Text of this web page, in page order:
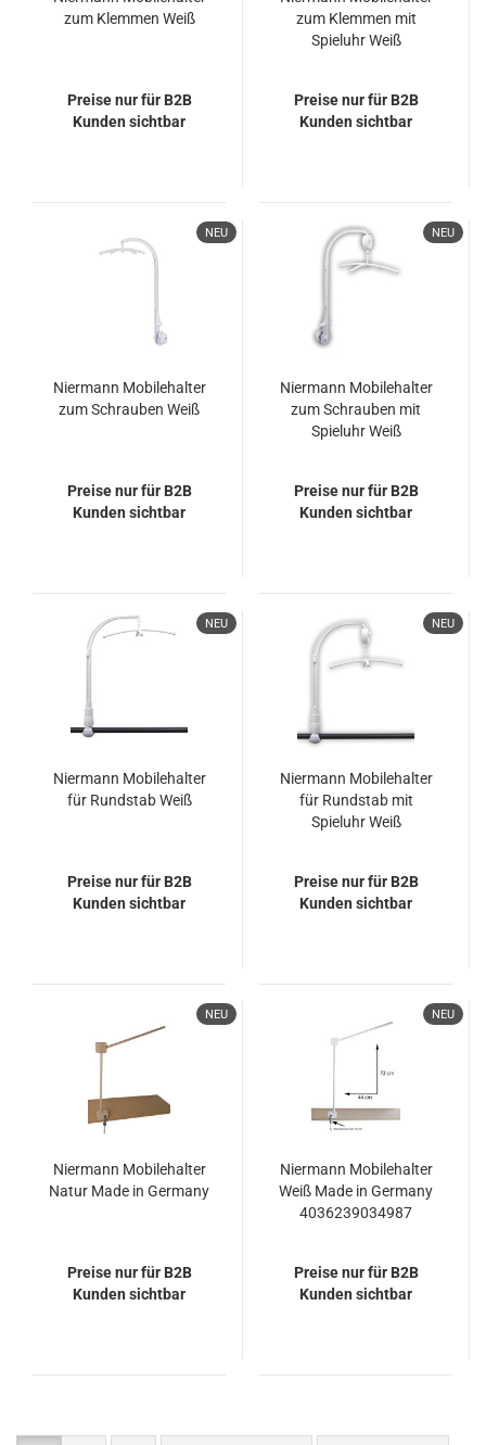
zum Klemmen Weiß
Preise nur für B2B
Kunden sichtbar
zum Klemmen mit
Spieluhr Weiß
Preise nur für B2B
Kunden sichtbar
NEU
Niermann Mobilehalter
zum Schrauben Weiß
Preise nur für B2B
Kunden sichtbar
NEU
Niermann Mobilehalter
zum Schrauben mit
Spieluhr Weiß
Preise nur für B2B
Kunden sichtbar
NEU
Niermann Mobilehalter
für Rundstab Weiß
Preise nur für B2B
Kunden sichtbar
NEU
Niermann Mobilehalter
für Rundstab mit
Spieluhr Weiß
Preise nur für B2B
Kunden sichtbar
NEU
Niermann Mobilehalter
Natur Made in Germany
Preise nur für B2B
Kunden sichtbar
NEU
Niermann Mobilehalter
Weiß Made in Germany
4036239034987
Preise nur für B2B
Kunden sichtbar